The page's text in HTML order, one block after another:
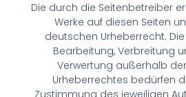
Die durch die Seitenbetreiber
Werke auf diesen Seiten
deutschen Urheberrecht.
Bearbeitung, Verbreitung
Verwertung außerhalb
Urheberrechtes bedürfen